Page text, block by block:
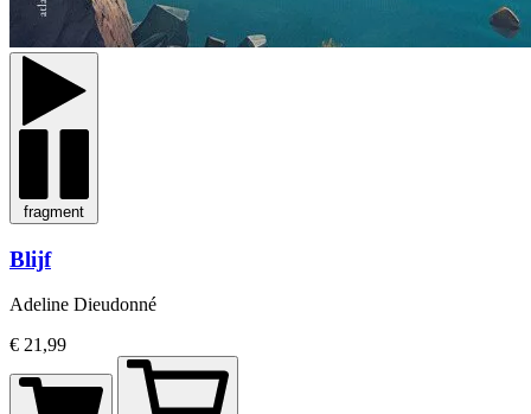
fragment
Blijf
Adeline Dieudonné
€ 21,99